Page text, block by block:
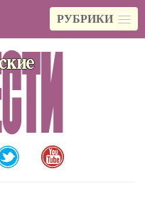
РУБРИКИ